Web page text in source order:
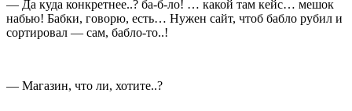
— Да куда конкретнее..? ба-б-ло! … какой там кейс… мешок
набью! Бабки, говорю, есть… Нужен сайт, чтоб бабло рубил и
сортировал — сам, бабло-то..!
— Магазин, что ли, хотите..?